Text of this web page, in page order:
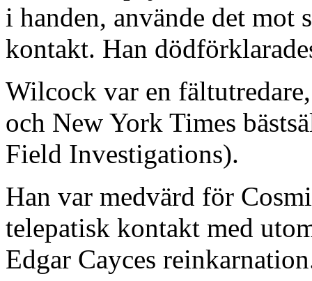
i handen, använde det
kontakt. Han
Wilcock var en
och New York Times
Field Investigations).
Han var medvärd för
telepatisk kontakt med
Edgar Cayces